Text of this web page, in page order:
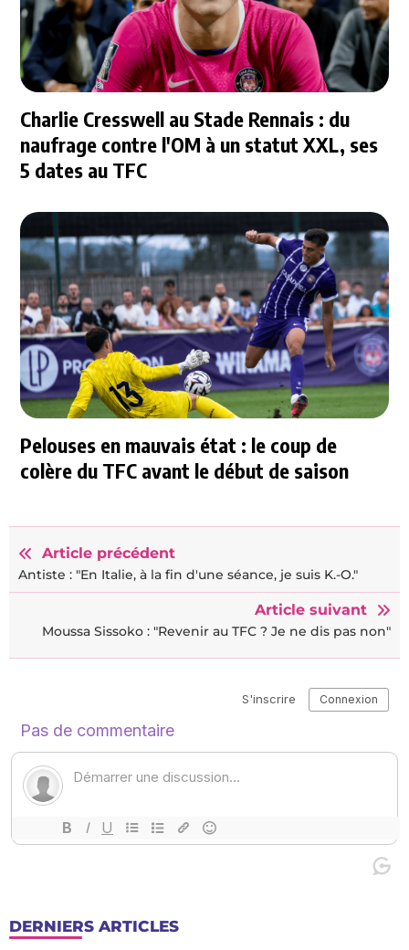
Charlie Cresswell au Stade Rennais : du
naufrage contre l'OM à un statut XXL, ses
5 dates au TFC
Pelouses en mauvais état : le coup de
colère du TFC avant le début de saison
Article précédent
Antiste : "En Italie, à la fin d'une séance, je suis K.-O."
Article suivant
Moussa Sissoko : "Revenir au TFC ? Je ne dis pas non"
DERNIERS ARTICLES